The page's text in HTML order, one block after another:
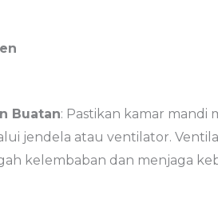
Buatan: Pastikan kamar mandi
jendela atau ventilator.
kelembaban dan menjaga